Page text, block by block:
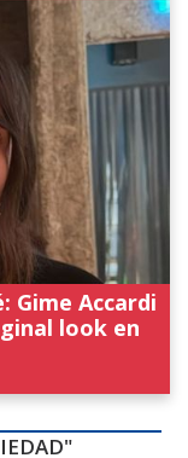
Gime Accardi
look en